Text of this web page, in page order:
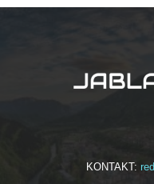
KONTAKT: